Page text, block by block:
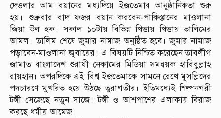
দেওলার আম বয়ানের মধ্যদিয়ে ইজতেমার আনুষ্ঠানিকতা শুরু
হয়। শুক্রবার বাদ ফজর বয়ান করবেন-পাকিস্তানের মাওলানা
জিয়া উল হক। সকাল ১০টায় বিভিন্ন খিত্তায় খিত্তায় তালিমের
আমল। তালিম শেষে জুমার নামাজ অনুষ্ঠিত হবে। জুমার নামাজ
পড়াবেন-মাওলানা জুবায়ের। এ বিষয়টি নিশ্চিত করেছেন তাবলীগ
জামাত বাংলাদেশ শুরাযী নেকামের মিডিয়া সমন্বয়ক হাবিবুল্লাহ
রায়হান। অপরদিকে এই বিশ্ব ইজতেমাকে সামনে রেখে মুসল্লিদের
পদচারণে মুখরিত হয়ে উঠছে তুরাগতীর। ইতিমধ্যেই শিল্পনগরী
টঙ্গী সেজেছে নতুন সাজে। টঙ্গী ও আশপাশের এলাকায় বিরাজ
করছে ধর্মীয় আমেজ।